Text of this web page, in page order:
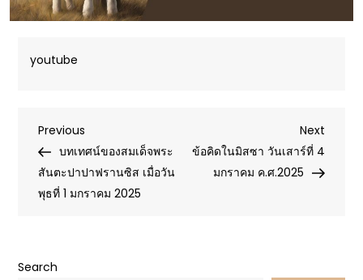
youtube
Post
navigation
Previous
Post
Previous
บทเทศน์ของสมเด็จพระ
สันตะปาปาฟรานซิส เมื่อวัน
พุธที่ 1 มกราคม 2025
Next
Post
Next
ข้อคิดในมิสซา วันเสาร์ที่ 4
มกราคม ค.ศ.2025
Search